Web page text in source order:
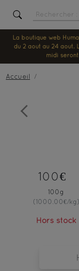
La boutique web
du 2 août au 24 août.
midi
Accueil
Previous
100€
100g
(1000.00€/kg)
Hors stock